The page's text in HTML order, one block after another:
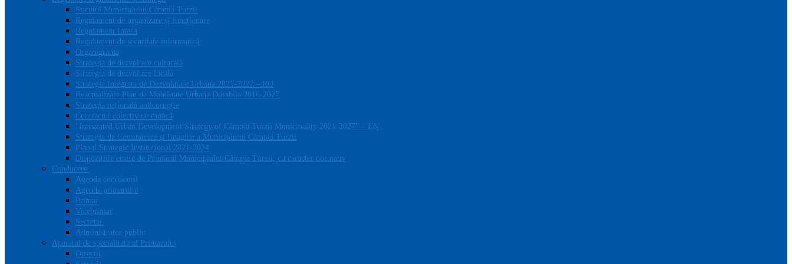
Statutul Municipiului Câmpia Turzii
Regulament de organizare și funcționare
Regulament Intern
Regulament de securitate informatică
Organigrama
Strategia de dezvoltare culturală
Strategia de dezvoltare locală
Strategia Integrata de Dezvolatare Urbana 2021-2027 – RO
Reactualizare Plan de Mobilitate Urbana Durabila 2016-2027
Strategia națională anticorupție
Contractul colectiv de muncă
“Integrated Urban Development Strategy of Câmpia Turzii Municipality 2021-2027” – EN
Strategia de Comunicare și Imagine a Municipiului Câmpia Turzii
Planul Strategic Instituțional 2021-2024
Dispozițiile emise de Primarul Municipiului Câmpia Turzii, cu caracter normativ
Conducere
Agenda conducerii
Agenda primarului
Primar
Viceprimar
Secretar
Administrator public
Aparatul de specialitate al Primarului
Direcții